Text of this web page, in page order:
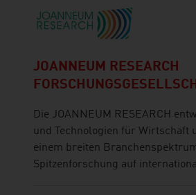
JOANNEUM RESEARCH
Die JOANNEUM RESEARCH
und Technologien für Wirtschaft
einem breiten
Spitzenforschung auf